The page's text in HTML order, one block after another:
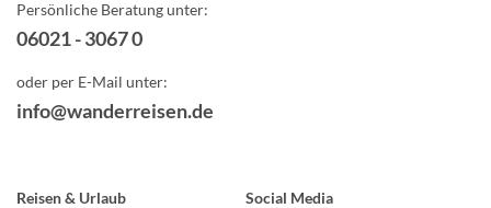
Persönliche Beratung unter:
06021 - 3067 0
oder per E-Mail unter:
info@wanderreisen.de
Reisen & Urlaub
Social Media